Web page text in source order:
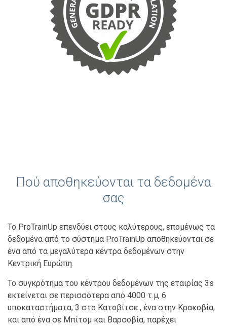
Πού αποθηκεύονται τα δεδομένα
σας
Το ProTrainUp επενδύει στους καλύτερους, επομένως τα
δεδομένα από το σύστημα ProTrainUp αποθηκεύονται σε
ένα από τα μεγαλύτερα κέντρα δεδομένων στην
Κεντρική Ευρώπη.
Το συγκρότημα του κέντρου δεδομένων της εταιρίας 3s
εκτείνεται σε περισσότερα από 4000 τ.μ, 6
υποκαταστήματα, 3 στο Κατοβίτσε , ένα στην Κρακοβία,
και από ένα σε Μπίτομ και Βαρσοβία, παρέχει